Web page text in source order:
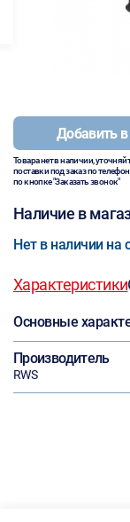
Добавить в
Товара нет в наличии,
поставки под заказ по
по кнопке "Заказать звонок"
Наличие в
Нет в наличии на
Характеристики
Основные
Производитель
RWS